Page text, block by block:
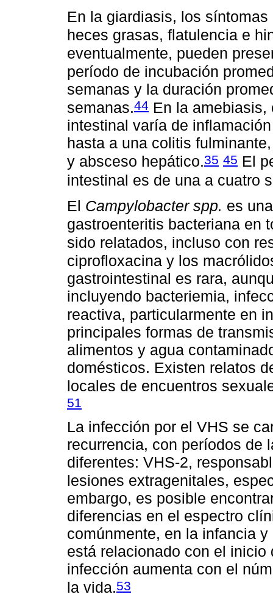
En la giardiasis, los
heces grasas, flatulencia e
eventualmente, pueden
período de incubación
semanas y la duración
semanas.44 En la
intestinal varía de
hasta a una colitis
y absceso hepático.35 45 El
intestinal es de una a cuatro
El Campylobacter spp. es
gastroenteritis bacteriana en
sido relatados, incluso con
ciprofloxacina y los
gastrointestinal es rara,
incluyendo bacteriemia,
reactiva, particularmente en
principales formas de
alimentos y agua
domésticos. Existen relatos
locales de encuentros
51
La infección por el VHS se
recurrencia, con períodos de
diferentes: VHS-2,
lesiones extragenitales,
embargo, es posible
diferencias en el espectro
comúnmente, en la infancia
está relacionado con el
infección aumenta con el
la vida.53